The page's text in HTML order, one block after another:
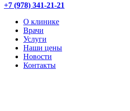
+7 (978) 341-21-21
О клинике
Врачи
Услуги
Наши цены
Новости
Контакты